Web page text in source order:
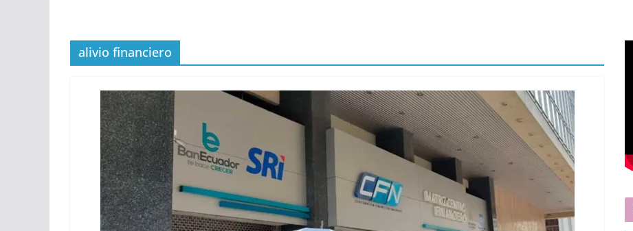
alivio financiero